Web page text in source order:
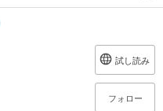
試し読み
フォロー